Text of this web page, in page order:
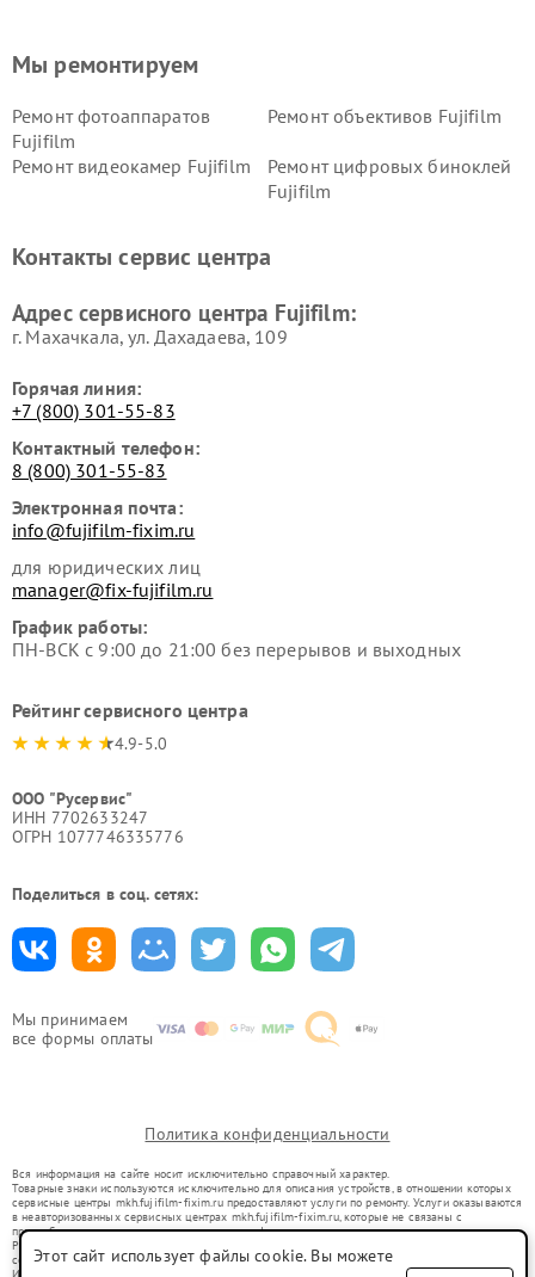
Мы принимаем
все формы оплаты
Мы ремонтируем
Ремонт фотоаппаратов
Fujifilm
Ремонт объективов Fujifilm
Ремонт видеокамер Fujifilm
Ремонт цифровых биноклей
Fujifilm
Контакты сервис центра
Адрес сервисного центра Fujifilm:
г. Махачкала, ул. Дахадаева, 109
Горячая линия:
+7 (800) 301-55-83
Контактный телефон:
8 (800) 301-55-83
Электронная почта:
info@fujifilm-fixim.ru
для юридических лиц
manager@fix-fujifilm.ru
График работы:
ПН-ВСК с 9:00 до 21:00 без перерывов и выходных
Рейтинг сервисного центра
4.9-5.0
ООО "Русервис"
ИНН 7702633247
ОГРН 1077746335776
Поделиться в соц. сетях:
Политика конфиденциальности
Вся информация на сайте носит исключительно справочный характер.
Товарные знаки используются исключительно для описания устройств, в отношении которых
сервисные центры mkh.fujifilm-fixim.ru предоставляют услуги по ремонту. Услуги оказываются
в неавторизованных сервисных центрах mkh.fujifilm-fixim.ru, которые не связаны с
правообладателями товарных знаков или их официальными представителями.
Ремонт осуществляется для устройств, уже введенных в гражданский оборот в соответствии
со статьей 1487 ГК РФ.
Использование товарных знаков не преследует цели индивидуализации услуг или введения
Этот сайт использует файлы cookie. Вы можете